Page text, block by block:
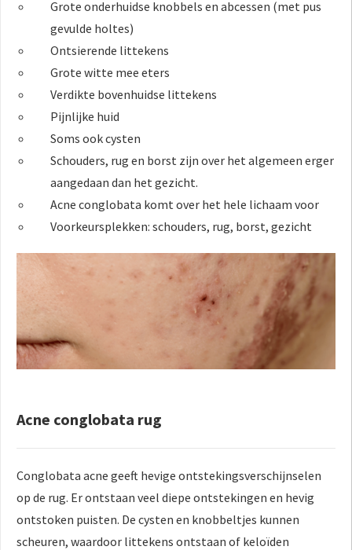
Grote onderhuidse knobbels en abcessen (met pus
gevulde holtes)
Ontsierende littekens
Grote witte mee eters
Verdikte bovenhuidse littekens
Pijnlijke huid
Soms ook cysten
Schouders, rug en borst zijn over het algemeen erger
aangedaan dan het gezicht.
Acne conglobata komt over het hele lichaam voor
Voorkeursplekken: schouders, rug, borst, gezicht
Acne conglobata rug
Conglobata acne geeft hevige ontstekingsverschijnselen
op de rug. Er ontstaan veel diepe ontstekingen en hevig
ontstoken puisten. De cysten en knobbeltjes kunnen
scheuren, waardoor littekens ontstaan of keloïden